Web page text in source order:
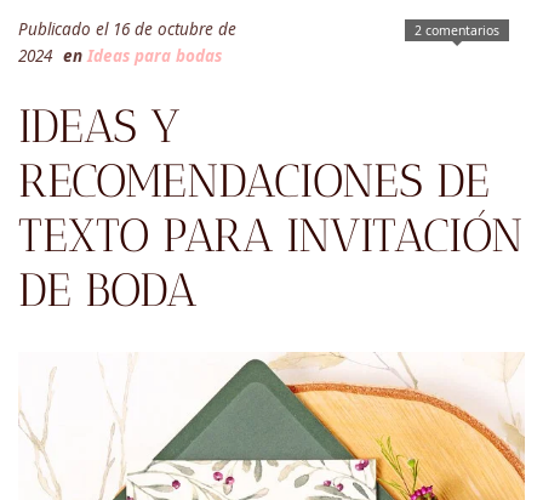
2 comentarios
Publicado el 16 de octubre de
2024 en Ideas para bodas
IDEAS Y
RECOMENDACIONES DE
TEXTO PARA INVITACIÓN
DE BODA